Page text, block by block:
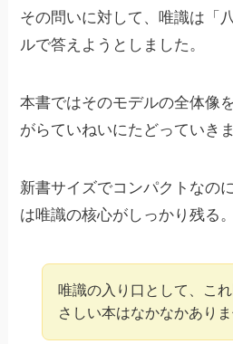
その問いに対して、唯識は「
ルで答えようとしました。
本書ではそのモデルの全体像
がらていねいにたどっていきま
新書サイズでコンパクトなの
は唯識の核心がしっかり残る。
唯識の入り口として、こ
さしい本はなかなかありま